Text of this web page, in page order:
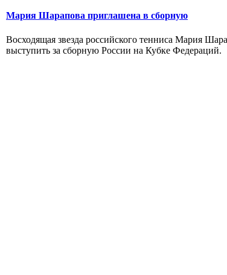
Мария Шарапова приглашена в сборную
Восходящая звезда российского тенниса Мария
выступить за сборную России на Кубке Федераций.